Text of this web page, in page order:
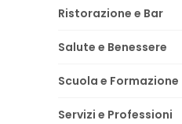
Ristorazione e Bar
Salute e Benessere
Scuola e Formazione
Servizi e Professioni